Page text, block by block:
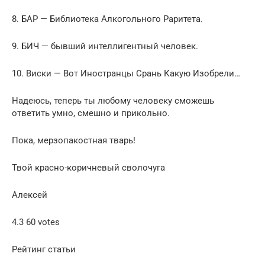
8. БАР — Библиотека Алкогольного Раритета.
9. БИЧ — бывший интеллигентный человек.
10. Виски — Вот Иностранцы Срань Какую Изобрели…
Надеюсь, теперь ты любому человеку сможешь
ответить умно, смешно и прикольно.
Пока, мерзопакостная тварь!
Твой красно-коричневый сволочуга
Алекcей
4.3 60 votes
Рейтинг статьи